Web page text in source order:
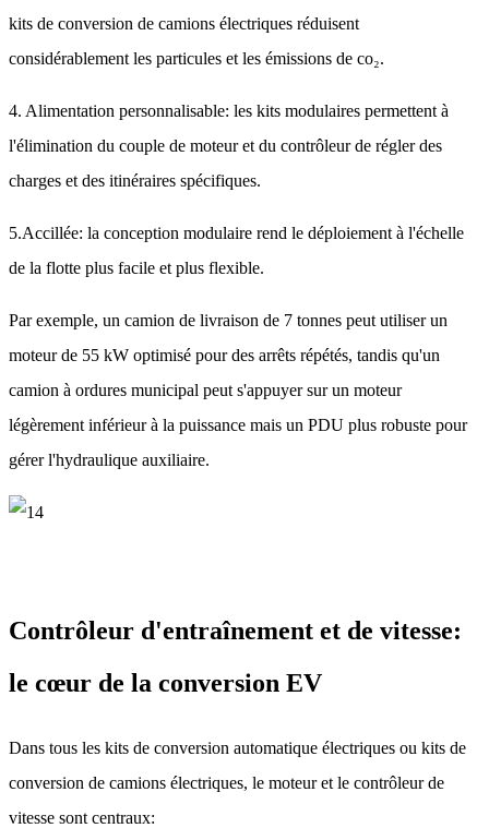
kits de conversion de camions électriques réduisent
considérablement les particules et les émissions de co₂.
4. Alimentation personnalisable: les kits modulaires permettent à
l'élimination du couple de moteur et du contrôleur de régler des
charges et des itinéraires spécifiques.
5.Accillée: la conception modulaire rend le déploiement à l'échelle
de la flotte plus facile et plus flexible.
Par exemple, un camion de livraison de 7 tonnes peut utiliser un
moteur de 55 kW optimisé pour des arrêts répétés, tandis qu'un
camion à ordures municipal peut s'appuyer sur un moteur
légèrement inférieur à la puissance mais un PDU plus robuste pour
gérer l'hydraulique auxiliaire.
Contrôleur d'entraînement et de vitesse:
le cœur de la conversion EV
Dans tous les kits de conversion automatique électriques ou kits de
conversion de camions électriques, le moteur et le contrôleur de
vitesse sont centraux: